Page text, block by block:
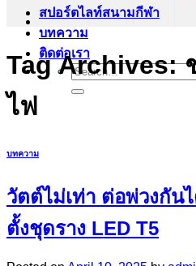
สปอร์ตไลท์สนามกีฬา
บทความ
ติดต่อเรา
Search
for:
Tag Archives:
ไฟ
บทความ
วัตต์ไม่เท่า ต่อพ่วงกัน
ตั้งชุดราง LED T5